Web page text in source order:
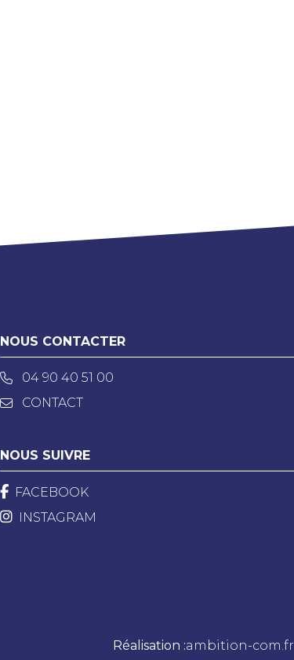
NOUS CONTACTER
04 90 40 51 00
CONTACT
NOUS SUIVRE
FACEBOOK
INSTAGRAM
Réalisation :ambition-com.fr